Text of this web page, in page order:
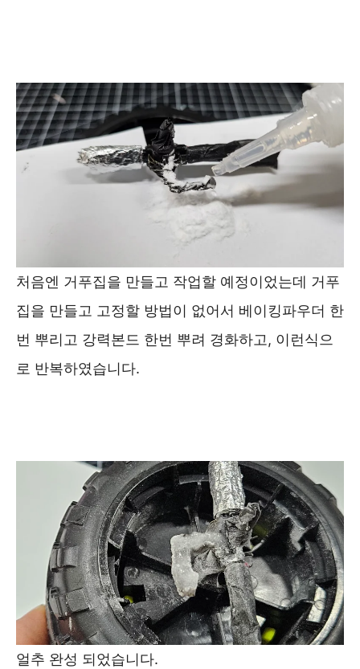
처음엔 거푸집을 만들고 작업할 예정이었는데 거푸
집을 만들고 고정할 방법이 없어서 베이킹파우더 한
번 뿌리고 강력본드 한번 뿌려 경화하고, 이런식으
로 반복하였습니다.
얼추 완성 되었습니다.